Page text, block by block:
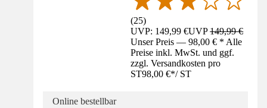
(25)
UVP: 149,99 €UVP149,99 €
Unser Preis — 98,00 € * Alle
Preise inkl. MwSt. und ggf.
zzgl. Versandkosten pro
ST98,00 €*/ ST
Online bestellbar